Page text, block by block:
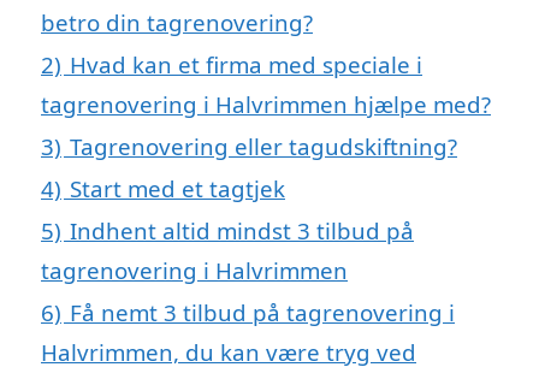
betro din tagrenovering?
2) Hvad kan et firma med speciale i
tagrenovering i Halvrimmen hjælpe med?
3) Tagrenovering eller tagudskiftning?
4) Start med et tagtjek
5) Indhent altid mindst 3 tilbud på
tagrenovering i Halvrimmen
6) Få nemt 3 tilbud på tagrenovering i
Halvrimmen, du kan være tryg ved